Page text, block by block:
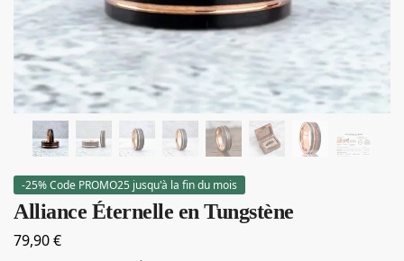
-25% Code PROMO25 jusqu'à la fin du mois
Alliance Éternelle en Tungstène
79,90€